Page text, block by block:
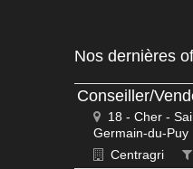
Nos dernières
Conseiller/
18 - Cher -
Germain-du-Puy
Centragri